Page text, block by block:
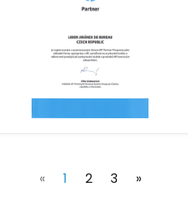
« 1(current)
2 3 »